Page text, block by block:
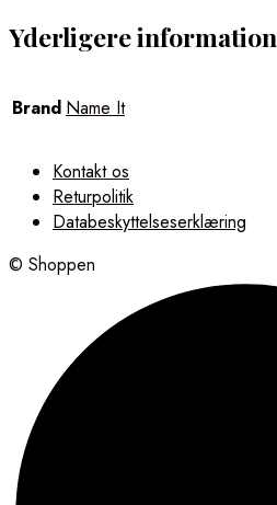
Yderligere information
Brand Name It
Kontakt os
Returpolitik
Databeskyttelseserklæring
© Shoppen